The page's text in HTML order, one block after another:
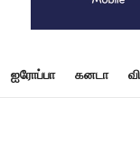
ஐரோப்பா கனடா